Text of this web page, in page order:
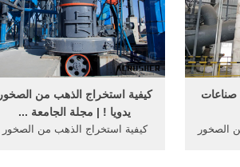
كيفية استخراج الذهب من الصخور
يدويا ! | مجلة الجامعة ...
كيفية استخراج الذهب من الصخور
الصخور